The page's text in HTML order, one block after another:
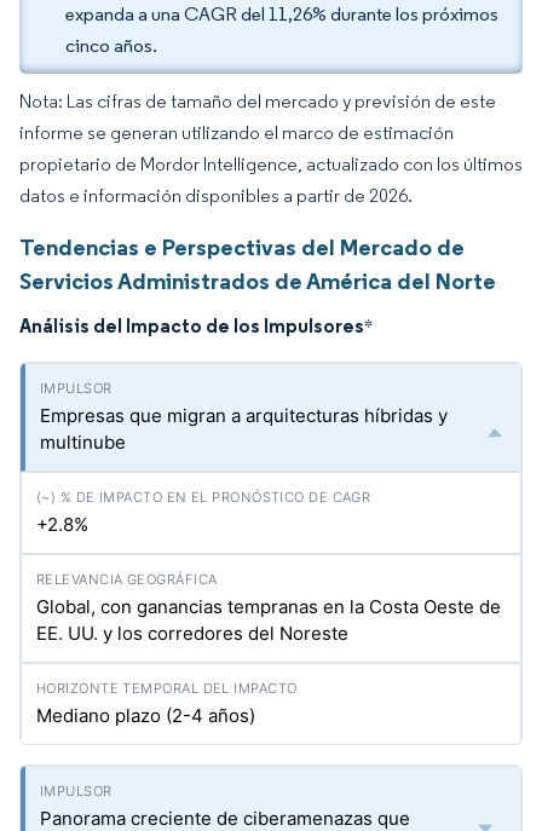
expanda a una CAGR del 11,26% durante los próximos
cinco años.
Nota: Las cifras de tamaño del mercado y previsión de este
informe se generan utilizando el marco de estimación
propietario de Mordor Intelligence, actualizado con los últimos
datos e información disponibles a partir de 2026.
Tendencias e Perspectivas del Mercado de
Servicios Administrados de América del Norte
Análisis del Impacto de los Impulsores*
Empresas que migran a arquitecturas híbridas y
multinube
+2.8%
Global, con ganancias tempranas en la Costa Oeste de
EE. UU. y los corredores del Noreste
Mediano plazo (2-4 años)
Panorama creciente de ciberamenazas que